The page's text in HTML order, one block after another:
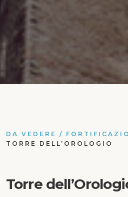
DA VEDERE /
TORRE DELL’OROLOGIO
Torre